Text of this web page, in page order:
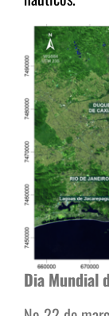
Dia Mundial